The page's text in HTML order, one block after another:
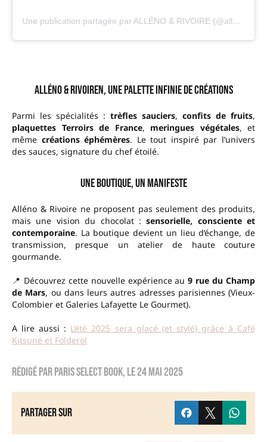
Une publication partagée par ALLÉNO & RIVOIRE (@allenorivoirechocolat)
Alléno & Rivoiren, une palette infinie de créations
Parmi les spécialités : trèfles sauciers, confits de fruits,
plaquettes Terroirs de France, meringues végétales, et
même créations éphémères. Le tout inspiré par l’univers
des sauces, signature du chef étoilé.
Une boutique, un manifeste
Alléno & Rivoire ne proposent pas seulement des produits,
mais une vision du chocolat :sensorielle, consciente et
contemporaine. La boutique devient un lieu d’échange, de
transmission, presque un atelier de haute couture
gourmande.
📍 Découvrez cette nouvelle expérience au9 rue du Champ
de Mars, ou dans leurs autres adresses parisiennes (Vieux-
Colombier et Galeries Lafayette Le Gourmet).
A lire aussi : L’été 2025 sera glacé (et stylé) grâce à Café
Kitsuné et Folderol
Rédigé parParis Select Book, le24 mai 2025
Partager sur